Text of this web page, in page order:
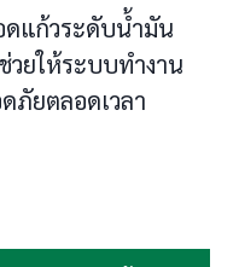
ดแก้วระดับน้ำมัน
วยให้ระบบทำงาน
ภัยตลอดเวลา